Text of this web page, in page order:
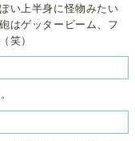
い上半身に怪物みたい
はゲッタービーム、フ
笑）